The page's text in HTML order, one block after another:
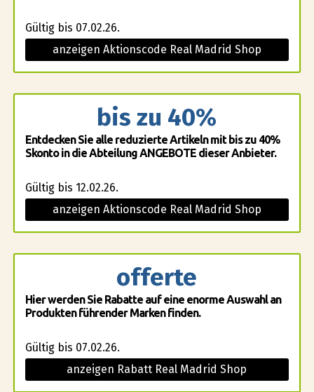
Gültig bis 07.02.26.
anzeigen Aktionscode Real Madrid Shop
bis zu 40%
Entdecken Sie alle reduzierte Artikeln mit bis zu 40%
Skonto in die Abteilung ANGEBOTE dieser Anbieter.
Gültig bis 12.02.26.
anzeigen Aktionscode Real Madrid Shop
offerte
Hier werden Sie Rabatte auf eine enorme Auswahl an
Produkten führender Marken finden.
Gültig bis 07.02.26.
anzeigen Rabatt Real Madrid Shop